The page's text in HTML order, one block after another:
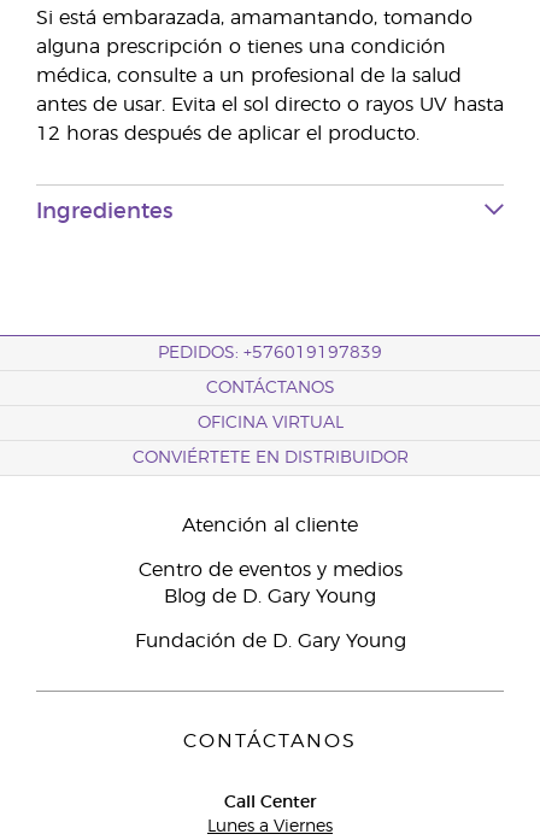
Si está embarazada, amamantando, tomando
alguna prescripción o tienes una condición
médica, consulte a un profesional de la salud
antes de usar. Evita el sol directo o rayos UV hasta
12 horas después de aplicar el producto.
Ingredientes
PEDIDOS: +576019197839
CONTÁCTANOS
OFICINA VIRTUAL
CONVIÉRTETE EN DISTRIBUIDOR
Atención al cliente
Centro de eventos y medios
Blog de D. Gary Young
Fundación de D. Gary Young
CONTÁCTANOS
Call Center
Lunes a Viernes